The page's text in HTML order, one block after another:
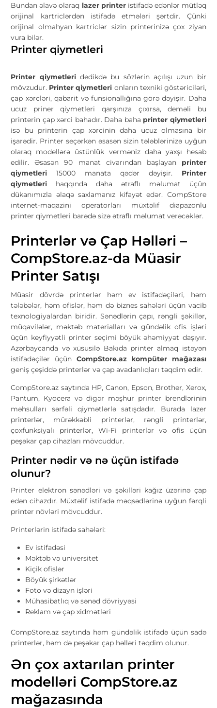
Bundan əlavə olaraq lazer printeristifadə edənlər mütləq
orijinal kartriclərdən istifadə etmələri şərtdir. Çünki
orijinal olmahyan kartriclər sizin printerinizə çox ziyan
vura bilər.
Printer qiymetleri
Printer qiymetleridedikdə bu sözlərin açılışı uzun bir
mövzudur. Printer qiymetleri onların texniki göstəriciləri,
çap xərcləri, qabarit və funsionallığına görə dəyişir. Daha
ucuz priner qiymetleri qarşınıza çıxırsa, deməli bu
printerin çap xərci bahadır. Daha baha printer qiymetleri
isə bu printerin çap xərcinin daha ucuz olmasına bir
işarədir. Printer seçərkən əsasən sizin tələblərinizə uyğun
olaraq modellərə üstünlük verməniz daha yaxşı hesab
edilir. Əsasən 90 manat civarından başlayan printer
qiymetleri 15000 manata qədər dəyişir. Printer
qiymetleri haqqında daha ətraflı məlumat üçün
dükanımızla əlaqə saxlamanız kifayət edər. CompStore
internet-maqazini operatorları müxtəlif diapazonlu
printer qiymetleri barədə sizə ətraflı məlumat verəcəklər.
Printerlər və Çap Həlləri –
CompStore.az-da Müasir
Printer Satışı
Müasir dövrdə printerlər həm ev istifadəçiləri, həm
tələbələr, həm ofislər, həm də biznes sahələri üçün vacib
texnologiyalardan biridir. Sənədlərin çapı, rəngli şəkillər,
müqavilələr, məktəb materialları və gündəlik ofis işləri
üçün keyfiyyətli printer seçimi böyük əhəmiyyət daşıyır.
Azərbaycanda və xüsusilə Bakıda printer almaq istəyən
istifadəçilər üçün CompStore.az kompüter mağazası
geniş çeşiddə printerlər və çap avadanlıqları təqdim edir.
CompStore.az saytında HP, Canon, Epson, Brother, Xerox,
Pantum, Kyocera və digər məşhur printer brendlərinin
məhsulları sərfəli qiymətlərlə satışdadır. Burada lazer
printerlər, mürəkkəbli printerlər, rəngli printerlər,
çoxfunksiyalı printerlər, Wi-Fi printerlər və ofis üçün
peşəkar çap cihazları mövcuddur.
Printer nədir və nə üçün istifadə
olunur?
Printer elektron sənədləri və şəkilləri kağız üzərinə çap
edən cihazdır. Müxtəlif istifadə məqsədlərinə uyğun fərqli
printer növləri mövcuddur.
Printerlərin istifadə sahələri:
Ev istifadəsi
Məktəb və universitet
Kiçik ofislər
Böyük şirkətlər
Foto və dizayn işləri
Mühasibatlıq və sənəd dövriyyəsi
Reklam və çap xidmətləri
CompStore.az saytında həm gündəlik istifadə üçün sadə
printerlər, həm də peşəkar çap həlləri təqdim olunur.
Ən çox axtarılan printer
modelləri CompStore.az
mağazasında